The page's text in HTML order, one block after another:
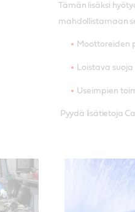
Tämän lisäksi
mahdollistamaan
Moottoreiden
Loistava
Useimpien
Pyydä lisätietoja